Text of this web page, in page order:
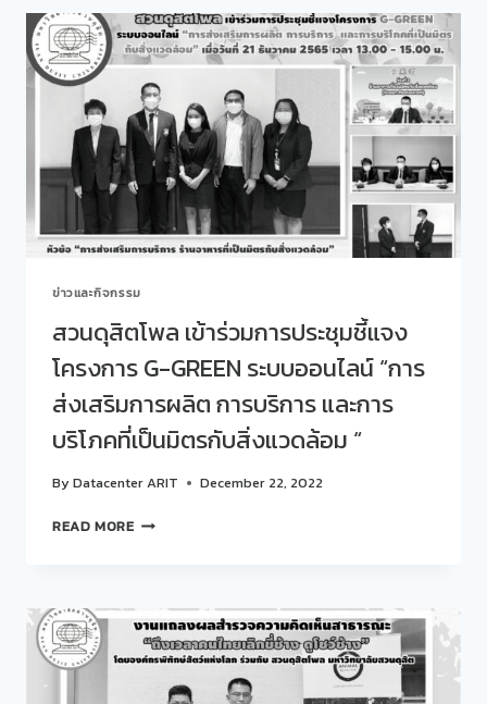
สิต
โพล
เข้า
สวัสดี
และ
อวยพร
ใหม่
พร้อม
ทั้ง
ขอ
พร
ใหม่
จาก
ผู้
บริหาร
มหาวิทยาลัย
สวนดุสิต
เนื่อง
ใน
การ
ย่าง
ใหม่
2566
ข่าวและกิจกรรม
สวนดุสิตโพล เข้าร่วมการประชุมชี้แจง
โครงการ G-GREEN ระบบออนไลน์ “การ
ส่งเสริมการผลิต การบริการ และการ
บริโภคที่เป็นมิตรกับสิ่งแวดล้อม “
ByDatacenter ARIT December 22, 2022
READ MOREสวน
เข้า
ร่วม
การ